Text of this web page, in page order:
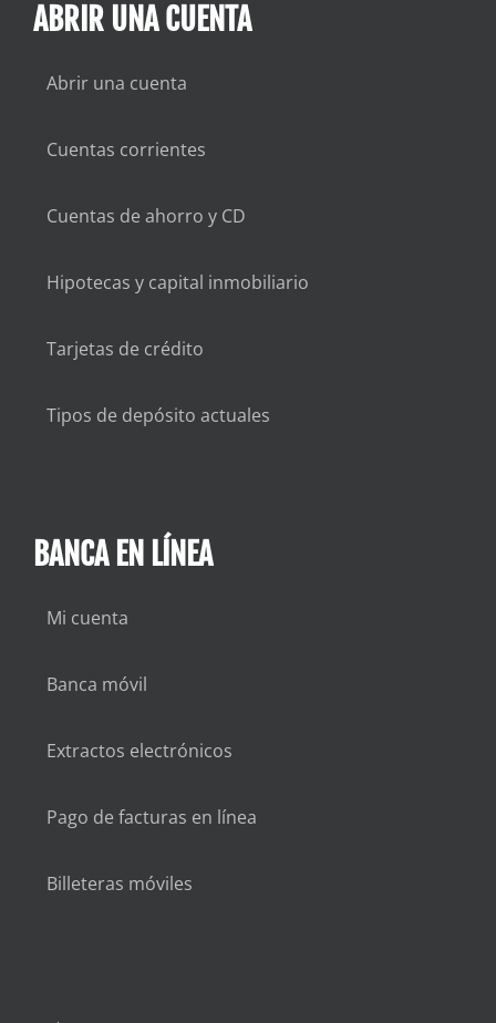
ABRIR UNA CUENTA
Abrir una cuenta
Cuentas corrientes
Cuentas de ahorro y CD
Hipotecas y capital inmobiliario
Tarjetas de crédito
Tipos de depósito actuales
BANCA EN LÍNEA
Mi cuenta
Banca móvil
Extractos electrónicos
Pago de facturas en línea
Billeteras móviles